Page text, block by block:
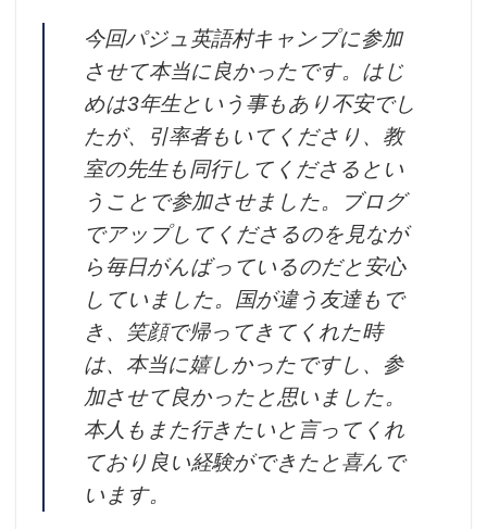
今回パジュ英語村キャンプに参加
させて本当に良かったです。はじ
めは3年生という事もあり不安でし
たが、引率者もいてくださり、教
室の先生も同行してくださるとい
うことで参加させました。ブログ
でアップしてくださるのを見なが
ら毎日がんばっているのだと安心
していました。国が違う友達もで
き、笑顔で帰ってきてくれた時
は、本当に嬉しかったですし、参
加させて良かったと思いました。
本人もまた行きたいと言ってくれ
ており良い経験ができたと喜んで
います。